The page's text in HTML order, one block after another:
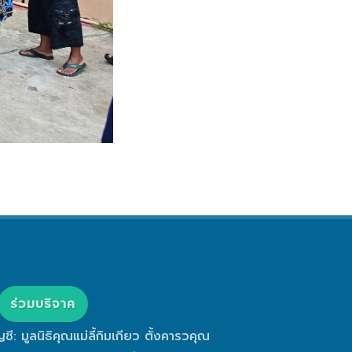
ร่วมบริจาค
: มูลนิธิคุณแม่ลี้กิมเกียว ตั้งคารวคุณ